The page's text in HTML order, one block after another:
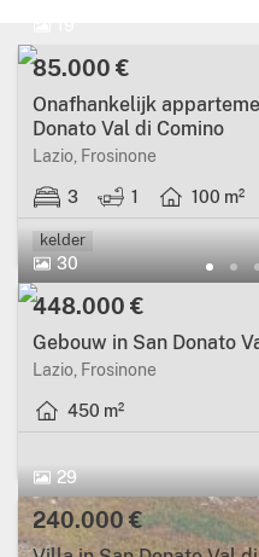
85.000 €
Onafhankelijk
Donato Val di Comino
Lazio, Frosinone
3 1 100 m²
kelder
30
448.000 €
Gebouw in San Donato
Lazio, Frosinone
450 m²
29
240.000 €